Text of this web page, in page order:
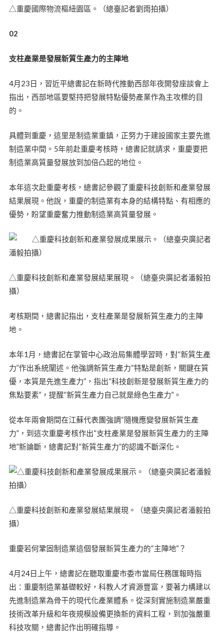
△重慶國際物流樞紐園區。（總臺記者劉雨拍攝）
02
支柱產業是發展新質生產力的主陣地
4月23日，習近平總書記在新時代推動西部年夜開發座談會上
指出，西部地區要堅持把發展特點優勢產業作為主攻標的目
的。
具體到重慶，這里是制造業重鎮，正努力于建設國家主要先進
制造業中間。5年前赴重慶考核時，總書記就請求，重慶要把
制造業高質量發展放到加倍凸起的地位。
本年這次赴重慶考核，總書記參觀了重慶科技創新和產業發展
結果展現。他說，重慶的制造業有本身的結構特點、有相應的
優勢，盼望重慶奮力推動制造業高質量發展。
△重慶科技創新和產業發展結果展現。（總臺央廣記者潘毅拍
攝）
考核期間，總書記指出，支柱產業是發展新質生產力的主陣
地。
本年1月，總書記在掌管中心政治局集體學習時，對“新質生產
力”作出系統闡述。他強調新質生產力“特點是創新，關鍵在質
優，本質是先進生產力”，指出“科技創新是發展新質生產力的
焦點要素”，提醒“新質生產力自己就是綠色生產力”。
從本年兩會期間在江蘇代表團強調“隨機應變發展新質生產
力”，到這次重慶考核作出“支柱產業是發展新質生產力的主陣
地”新論斷，總書記對“新質生產力”的認識不斷深化。
△重慶科技創新和產業發展結果展現。（總臺央廣記者潘毅拍
攝）
重慶若何鞏固制造業這個發展新質生產力的“主陣地”？
4月24日上午，總書記在聽取重慶市委市當局任務匯報時指
出：重慶制造業基礎較好，科教人才資源豐富，要著力構建以
先進制造業為骨干的現代化產業體系。從深刻實施制造業嚴重
技術改革升級和年夜規模設備更換新的資料工程，到加強嚴重
科技攻關，總書記作出明確指導。